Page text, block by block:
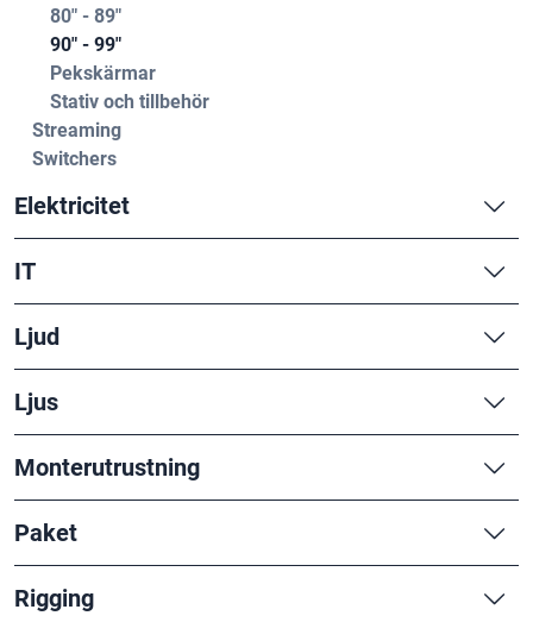
80" - 89"
90" - 99"
Pekskärmar
Stativ och tillbehör
Streaming
Switchers
Elektricitet
IT
Ljud
Ljus
Monterutrustning
Paket
Rigging